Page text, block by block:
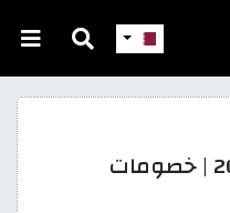
تخفيضات سلفردج 2026 | خصومات